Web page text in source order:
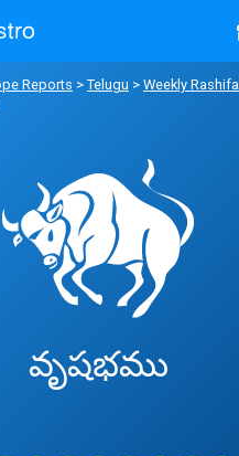
Reports > Telugu > Weekly
వృషభము